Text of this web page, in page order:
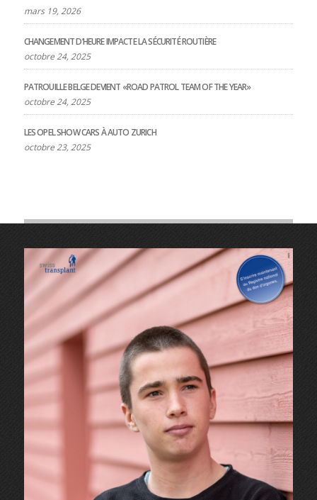
mars 19, 2026
CHANGEMENT D’HEURE IMPACTE LA SÉCURITÉ ROUTIÈRE
octobre 24, 2025
PATROUILLE BELGE DEVIENT «ROAD PATROL TEAM OF THE YEAR»
octobre 24, 2025
LES OPEL SHOW CARS À AUTO ZURICH
octobre 23, 2025